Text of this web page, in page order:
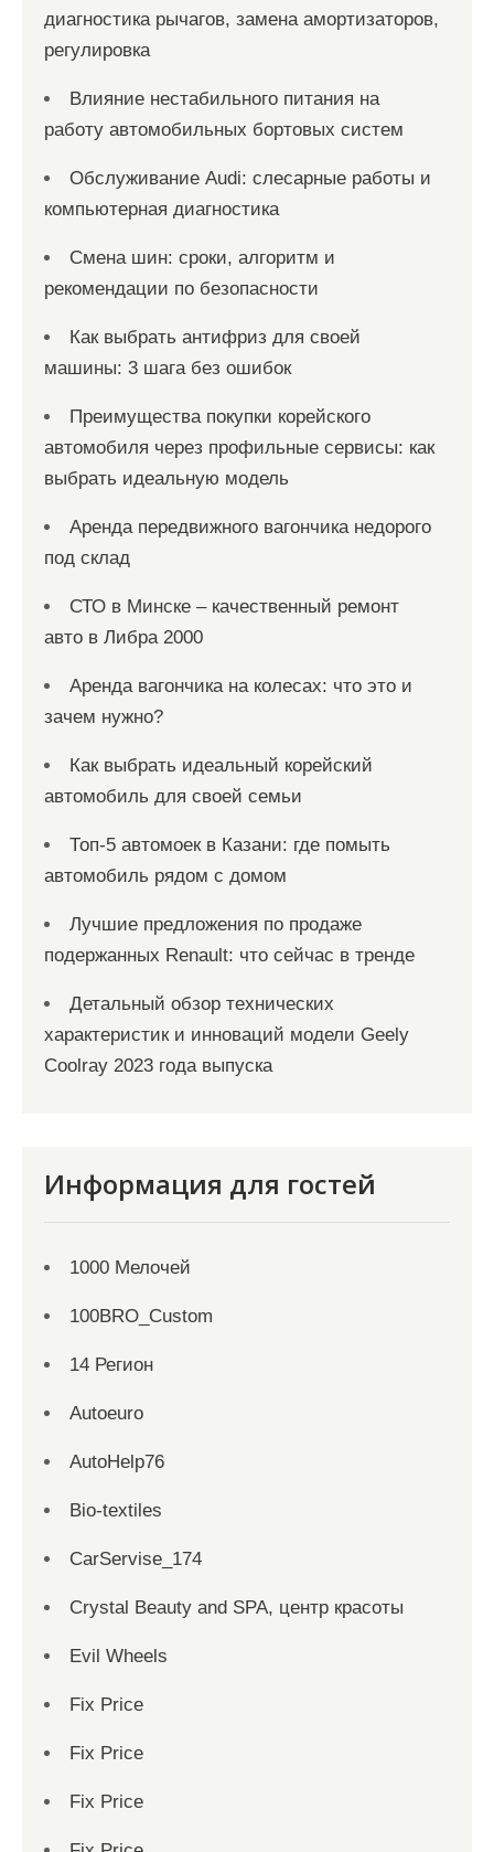
диагностика рычагов, замена амортизаторов,
регулировка
Влияние нестабильного питания на
работу автомобильных бортовых систем
Обслуживание Audi: слесарные работы и
компьютерная диагностика
Смена шин: сроки, алгоритм и
рекомендации по безопасности
Как выбрать антифриз для своей
машины: 3 шага без ошибок
Преимущества покупки корейского
автомобиля через профильные сервисы: как
выбрать идеальную модель
Аренда передвижного вагончика недорого
под склад
СТО в Минске – качественный ремонт
авто в Либра 2000
Аренда вагончика на колесах: что это и
зачем нужно?
Как выбрать идеальный корейский
автомобиль для своей семьи
Топ-5 автомоек в Казани: где помыть
автомобиль рядом с домом
Лучшие предложения по продаже
подержанных Renault: что сейчас в тренде
Детальный обзор технических
характеристик и инноваций модели Geely
Coolray 2023 года выпуска
Информация для гостей
1000 Мелочей
100BRO_Custom
14 Регион
Autoeuro
AutoHelp76
Bio-textiles
CarServise_174
Crystal Beauty and SPA, центр красоты
Evil Wheels
Fix Price
Fix Price
Fix Price